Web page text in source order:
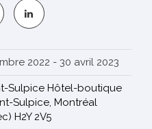
2022 - 30 avril 2023
Sulpice Hôtel-boutique
Sulpice, Montréal
H2Y 2V5